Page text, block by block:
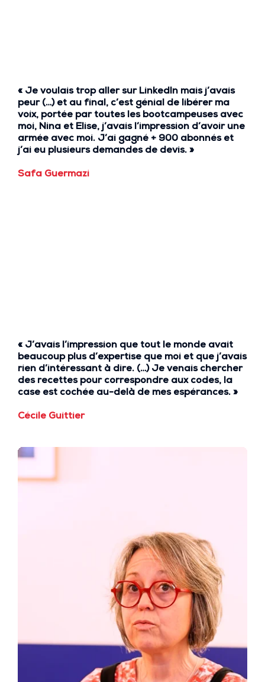
« Je voulais trop aller sur LinkedIn mais j’avais
peur(…) et au final, c’est génial de libérer ma
voix, portée par toutes les bootcampeuses avec
moi, Nina et Elise, j’avais l’impression d’avoir une
armée avec moi. J’ai gagné + 900 abonnés et
j’ai eu plusieurs demandes de devis. »
Safa Guermazi
« J’avais l’impression que tout le monde avait
beaucoup plus d’expertise que moi et quej’avais
rien d’intéressant à dire. (…) Je venais chercher
des recettes pour correspondre aux codes, la
case est cochée au-delà de mes espérances. »
Cécile Guittier